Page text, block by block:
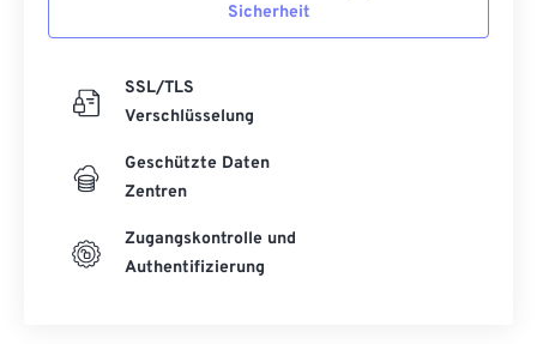
Sicherheit
SSL/TLS
Verschlüsselung
Geschützte Daten
Zentren
Zugangskontrolle und
Authentifizierung